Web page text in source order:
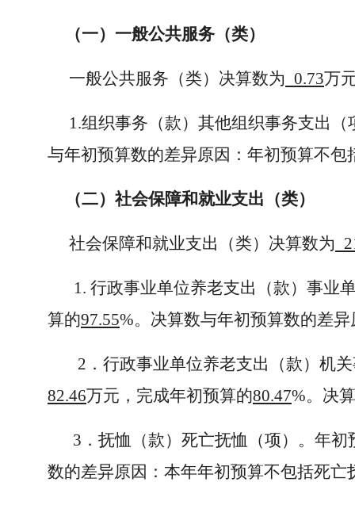
（一）一般公共服务（类）
一般公共服务（类）决算数为 0.73万
1.组织事务（款）其他组织事务支出（
与年初预算数的差异原因：年初预算不包
（二）社会保障和就业支出（类）
社会保障和就业支出（类）决算数为
1. 行政事业单位养老支出（款）事业
算的97.55%。决算数与年初预算数的差
2．行政事业单位养老支出（款）机
82.46万元，完成年初预算的80.47%。决
3．抚恤（款）死亡抚恤（项）。年初
数的差异原因：本年年初预算不包括死亡